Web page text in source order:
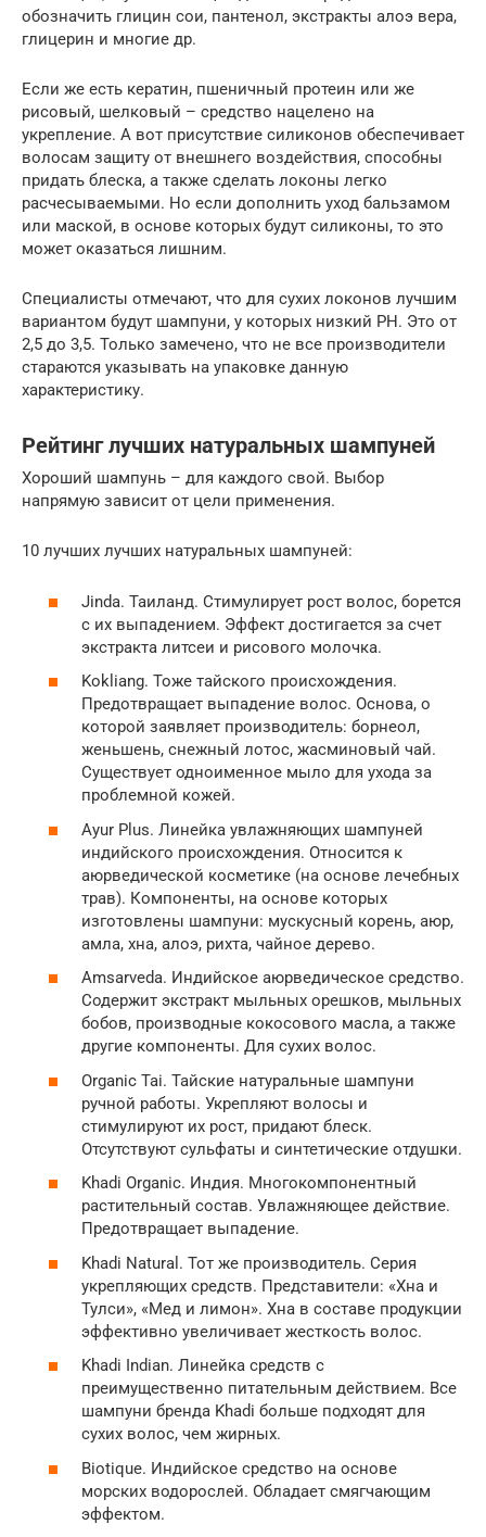
обозначить глицин сои, пантенол, экстракты алоэ вера,
глицерин и многие др.
Если же есть кератин, пшеничный протеин или же
рисовый, шелковый – средство нацелено на
укрепление. А вот присутствие силиконов обеспечивает
волосам защиту от внешнего воздействия, способны
придать блеска, а также сделать локоны легко
расчесываемыми. Но если дополнить уход бальзамом
или маской, в основе которых будут силиконы, то это
может оказаться лишним.
Специалисты отмечают, что для сухих локонов лучшим
вариантом будут шампуни, у которых низкий PH. Это от
2,5 до 3,5. Только замечено, что не все производители
стараются указывать на упаковке данную
характеристику.
Рейтинг лучших натуральных шампуней
Хороший шампунь – для каждого свой. Выбор
напрямую зависит от цели применения.
10 лучших лучших натуральных шампуней:
Jinda. Таиланд. Стимулирует рост волос, борется
с их выпадением. Эффект достигается за счет
экстракта литсеи и рисового молочка.
Kokliang. Тоже тайского происхождения.
Предотвращает выпадение волос. Основа, о
которой заявляет производитель: борнеол,
женьшень, снежный лотос, жасминовый чай.
Существует одноименное мыло для ухода за
проблемной кожей.
Ayur Plus. Линейка увлажняющих шампуней
индийского происхождения. Относится к
аюрведической косметике (на основе лечебных
трав). Компоненты, на основе которых
изготовлены шампуни: мускусный корень, аюр,
амла, хна, алоэ, рихта, чайное дерево.
Amsarveda. Индийское аюрведическое средство.
Содержит экстракт мыльных орешков, мыльных
бобов, производные кокосового масла, а также
другие компоненты. Для сухих волос.
Organic Tai. Тайские натуральные шампуни
ручной работы. Укрепляют волосы и
стимулируют их рост, придают блеск.
Отсутствуют сульфаты и синтетические отдушки.
Khadi Organic. Индия. Многокомпонентный
растительный состав. Увлажняющее действие.
Предотвращает выпадение.
Khadi Natural. Тот же производитель. Серия
укрепляющих средств. Представители: «Хна и
Тулси», «Мед и лимон». Хна в составе продукции
эффективно увеличивает жесткость волос.
Khadi Indian. Линейка средств с
преимущественно питательным действием. Все
шампуни бренда Khadi больше подходят для
сухих волос, чем жирных.
Biotique. Индийское средство на основе
морских водорослей. Обладает смягчающим
эффектом.